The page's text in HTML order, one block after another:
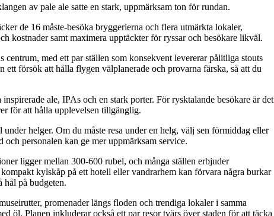
av pale ale satte en stark, uppmärksam ton för rundan.
de 16 måste-besöka bryggerierna och flera utmärkta lokaler,
kostnader samt maximera upptäckter för ryssar och besökare likväl.
centrum, med ett par ställen som konsekvent levererar pålitliga stouts
ett försök att hålla flygen välplanerade och provarna färska, så att du
ale, IPAs och en stark porter. För rysktalande besökare är det
för att hålla upplevelsen tillgänglig.
helger. Om du måste resa under en helg, välj sen förmiddag eller
personalen kan ge mer uppmärksam service.
ligger mellan 300-600 rubel, och många ställen erbjuder
kylskåp på ett hotell eller vandrarhem kan förvara några burkar
hål på budgeten.
promenader längs floden och trendiga lokaler i samma
öl. Planen inkluderar också ett par resor tvärs över staden för att täcka